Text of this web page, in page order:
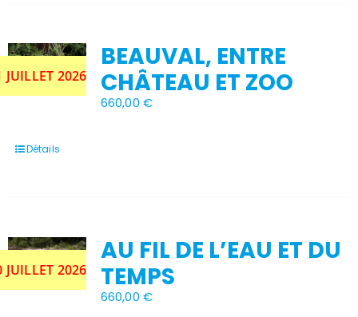
peuvent
être
choisies
sur
la
JUILLET 2026
BEAUVAL, ENTRE
CHÂTEAU ET ZOO
660,00€
Détails
JUILLET 2026
AU FIL DE L’EAU ET DU
TEMPS
660,00€